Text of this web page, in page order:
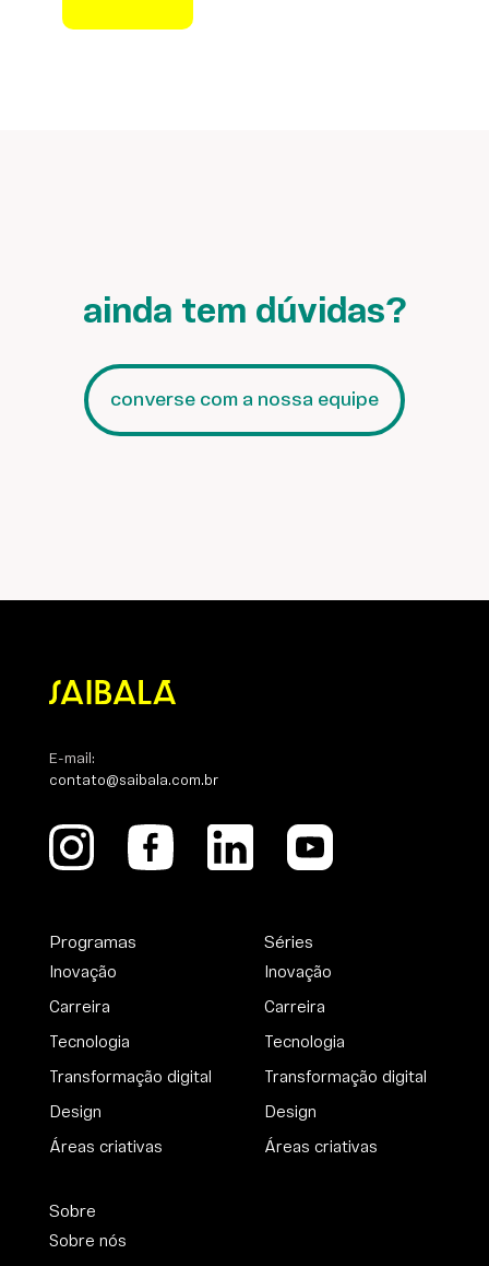
ainda tem dúvidas?
converse com a nossa equipe
E-mail:
contato@saibala.com.br
Programas
Inovação
Carreira
Tecnologia
Transformação digital
Design
Áreas criativas
Séries
Inovação
Carreira
Tecnologia
Transformação digital
Design
Áreas criativas
Sobre
Sobre nós